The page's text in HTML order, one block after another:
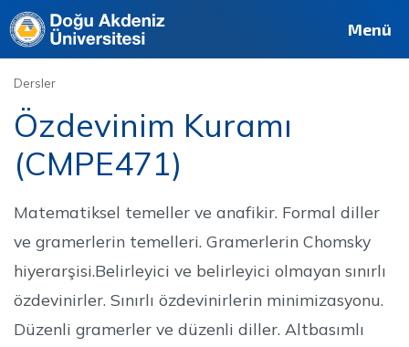
Site Personel
Deutsch Français Menü
Dersler
Özdevinim Kuramı
(CMPE471)
Matematiksel temeller ve anafikir. Formal diller
ve gramerlerin temelleri. Gramerlerin Chomsky
hiyerarşisi.Belirleyici ve belirleyici olmayan sınırlı
özdevinirler. Sınırlı özdevinirlerin minimizasyonu.
Düzenli gramerler ve düzenli diller. Altbasımlı